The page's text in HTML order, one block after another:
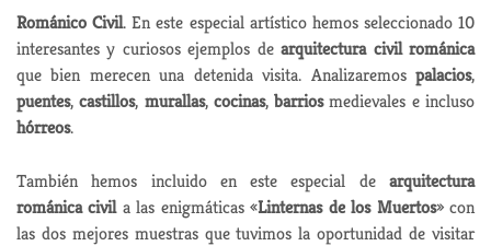
Románico Civil. En este especial artístico hemos seleccionado 10
interesantes y curiosos ejemplos dearquitectura civil románica
que bien merecen una detenida visita. Analizaremos palacios,
puentes,castillos, murallas, cocinas,barriosmedievales e incluso
hórreos.
También hemos incluido en este especial de arquitectura
románica civila las enigmáticas «Linternas de los Muertos» con
las dos mejores muestras que tuvimos la oportunidad de visitar